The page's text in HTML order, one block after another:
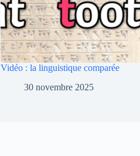
Vidéo : la linguistique comparée
30 novembre 2025